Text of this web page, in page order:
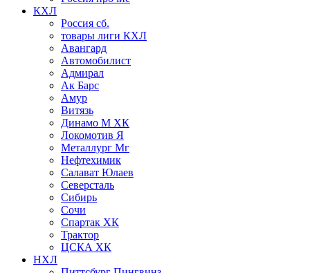
КХЛ
Россия сб.
товары лиги КХЛ
Авангард
Автомобилист
Адмирал
Ак Барс
Амур
Витязь
Динамо М ХК
Локомотив Я
Металлург Мг
Нефтехимик
Салават Юлаев
Северсталь
Сибирь
Сочи
Спартак ХК
Трактор
ЦСКА ХК
НХЛ